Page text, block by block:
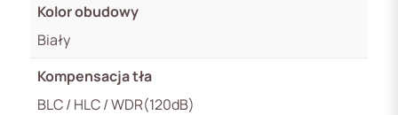
Kolor obudowy
Biały
Kompensacja tła
BLC / HLC / WDR(120dB)